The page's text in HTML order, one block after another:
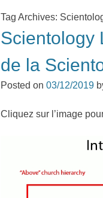
Tag Archives:
Scientology
de la
Posted on03/12/2019
Cliquez sur l’image